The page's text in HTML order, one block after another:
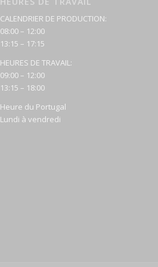
CALENDRIER DE PRODUCTION:
08:00 – 12:00
13:15 – 17:15
HEURES DE TRAVAIL:
09:00 – 12:00
13:15 – 18:00
Heure du Portugal
Lundi à vendredi